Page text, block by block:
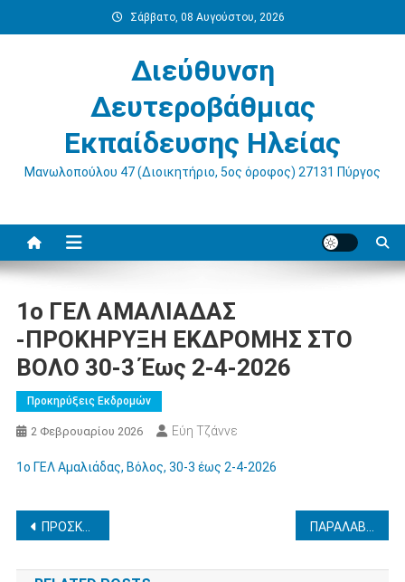
στο
Σάββατο, 08 Αυγούστου, 2026
Διεύθυνση
Δευτεροβάθμιας
Εκπαίδευσης Ηλείας
Μανωλοπούλου 47 (Διοικητήριο, 5ος όροφος) 27131 Πύργος
1ο ΓΕΛ ΑΜΑΛΙΑΔΑΣ
-ΠΡΟΚΗΡΥΞΗ ΕΚΔΡΟΜΗΣ ΣΤΟ
ΒΟΛΟ 30-3 Έως 2-4-2026
Προκηρύξεις Εκδρομών
2 Φεβρουαρίου 2026 Εύη Τζάννε
1ο ΓΕΛ Αμαλιάδας, Βόλος, 30-3 έως 2-4-2026
Πλοήγηση
άρθρων
ΠΡΟΣΚΛΗΣΗ ΕΚΔΗΛΩΣΗΣ ΕΝΔΙΑΦΕΡΟΝΤΟΣ ΕΚΠΑΙΔΕΥΤΙΚΩΝ ΓΙΑ ΑΠΟΣΠΑΣΗ ΣΤΟ ΕΞΩΤΕΡΙΚΟ ΑΠΟ ΤΟ ΣΧΟΛΙΚΟ ΕΤΟΣ 2026-2027 ΚΑΙ ΑΠΟ ΤΟ ΕΤΟΣ 2027 ΝΟΤΙΟΥ ΗΜΙΣΦΑΙΡΙΟΥ